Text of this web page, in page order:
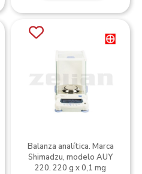
Balanza analítica. Marca
Shimadzu, modelo AUY
220. 220 g x 0,1 mg